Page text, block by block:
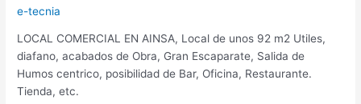
e-tecnia
LOCAL COMERCIAL EN AINSA, Local de unos 92 m2 Utiles,
diafano, acabados de Obra, Gran Escaparate, Salida de
Humos centrico, posibilidad de Bar, Oficina, Restaurante.
Tienda, etc.